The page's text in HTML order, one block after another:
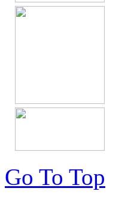
Go To Top